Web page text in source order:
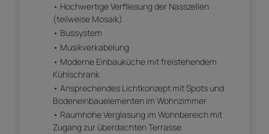
Hochwertige Verfliesung der Nasszellen
(teilweise Mosaik)
Bussystem
Musikverkabelung
Moderne Einbauküche mit freistehendem
Kühlschrank
Ansprechendes Lichtkonzept mit Spots und
Bodeneinbauelementen im Wohnzimmer
Raumhohe Verglasung im Wohnbereich mit
Zugang zur überdachten Terrasse